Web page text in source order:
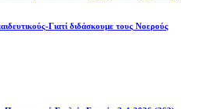
Γιατί διδάσκουμε τους Νοερούς